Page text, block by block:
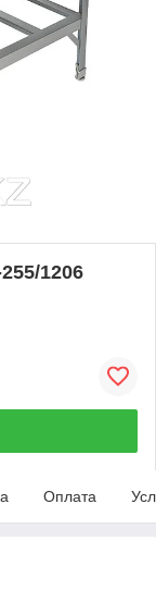
1206
Оплата